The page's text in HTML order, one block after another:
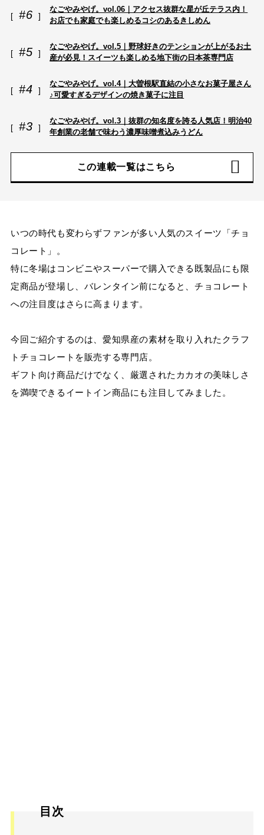
#6
なごやみやげ。vol.06｜アクセス抜群な星が丘テラス内！
お店でも家庭でも楽しめるコシのあるきしめん
#5
なごやみやげ。vol.5｜野球好きのテンションが上がるお土
産が必見！スイーツも楽しめる地下街の日本茶専門店
#4
なごやみやげ。vol.4｜大曽根駅直結の小さなお菓子屋さん
♪可愛すぎるデザインの焼き菓子に注目
#3
なごやみやげ。vol.3｜抜群の知名度を誇る人気店！明治40
年創業の老舗で味わう濃厚味噌煮込みうどん
この連載一覧はこちら
いつの時代も変わらずファンが多い人気のスイーツ「チョ
コレート」。
特に冬場はコンビニやスーパーで購入できる既製品にも限
定商品が登場し、バレンタイン前になると、チョコレート
への注目度はさらに高まります。
今回ご紹介するのは、愛知県産の素材を取り入れたクラフ
トチョコレートを販売する専門店。
ギフト向け商品だけでなく、厳選されたカカオの美味しさ
を満喫できるイートイン商品にも注目してみました。
目次